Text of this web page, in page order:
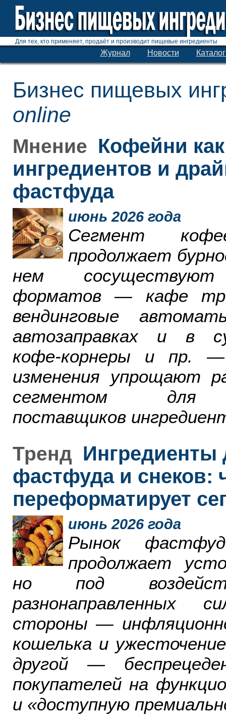
Для тех, кто применяет, продаёт и производит пищевые ингредиенты
Журнал Новости
Бизнес пищевых
online
Мнение Кофейни
ингредиентов и
фастфуда
июнь 2026 года
Сегмент
продолжает
нем
форматов — кафе
вендинговые
автозаправках и в
кофе-корнеры и пр.
изменения упрощают
сегментом для
поставщиков
Тренд Ингредиенты
фастфуда и снеков:
переформатирует
июнь 2026 года
Рынок
продолжает
но под
разнонаправленных
стороны —
кошелька и
другой —
покупателей на
и «доступную